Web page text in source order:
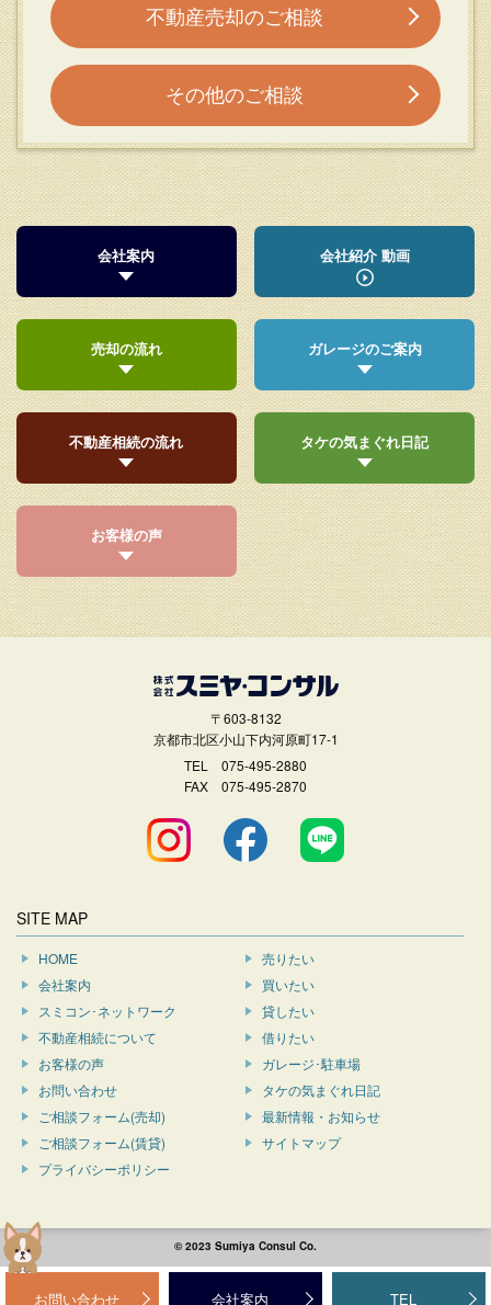
不動産売却のご相談
その他のご相談
会社案内 会社紹介 動画
売却の流れ ガレージのご案内
不動産相続の流れ タケの気まぐれ日記
お客様の声
〒603-8132
京都市北区小山下内河原町17-1
TEL 075-495-2880
FAX 075-495-2870
SITE MAP
HOME
会社案内
スミコン･ネットワーク
不動産相続について
お客様の声
売りたい
買いたい
貸したい
借りたい
ガレージ･駐車場
お問い合わせ
ご相談フォーム(売却)
ご相談フォーム(賃貸)
プライバシーポリシー
タケの気まぐれ日記
最新情報・お知らせ
サイトマップ
© 2023 Sumiya Consul Co.
お問い合わせ 会社案内 TEL